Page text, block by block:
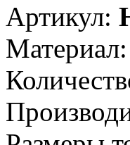
Артикул:
Материал: